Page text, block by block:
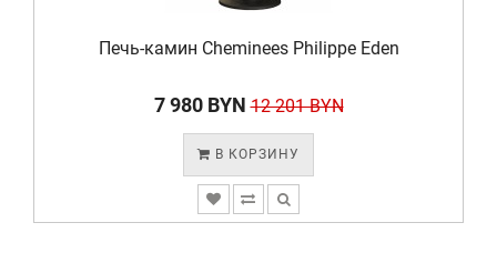
Печь-камин Cheminees Philippe Eden
7 980 BYN 12 201 BYN
В КОРЗИНУ